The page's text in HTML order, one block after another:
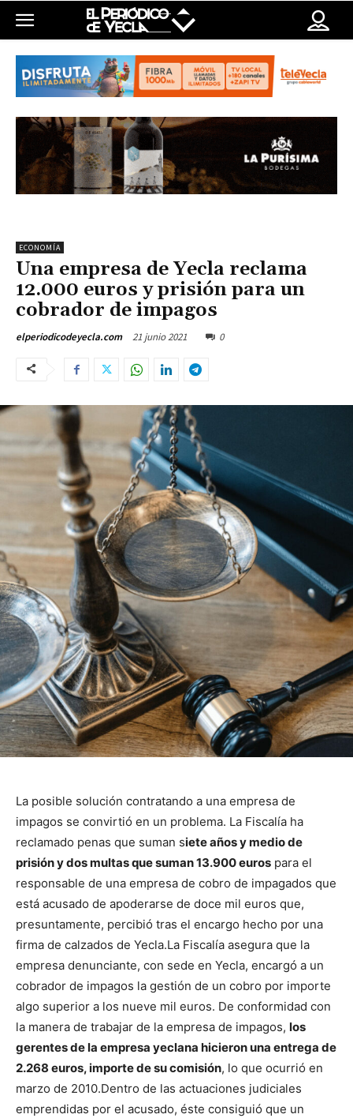
ECONOMÍA
Una empresa de Yecla reclama
12.000 euros y prisión para un
cobrador de impagos
elperiodicodeyecla.com 21 junio 2021 0
La posible solución contratando a una empresa de
impagos se convirtió en un problema. La Fiscalía ha
reclamado penas que suman siete años y medio de
prisión y dos multas que suman 13.900 euros para el
responsable de una empresa de cobro de impagados que
está acusado de apoderarse de doce mil euros que,
presuntamente, percibió tras el encargo hecho por una
firma de calzados de Yecla.La Fiscalía asegura que la
empresa denunciante, con sede en Yecla, encargó a un
cobrador de impagos la gestión de un cobro por importe
algo superior a los nueve mil euros. De conformidad con
la manera de trabajar de la empresa de impagos, los
gerentes de la empresa yeclana hicieron una entrega de
2.268 euros, importe de su comisión, lo que ocurrió en
marzo de 2010.Dentro de las actuaciones judiciales
emprendidas por el acusado, éste consiguió que un